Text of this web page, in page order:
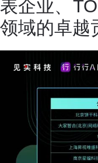
表企业、
领域的卓越